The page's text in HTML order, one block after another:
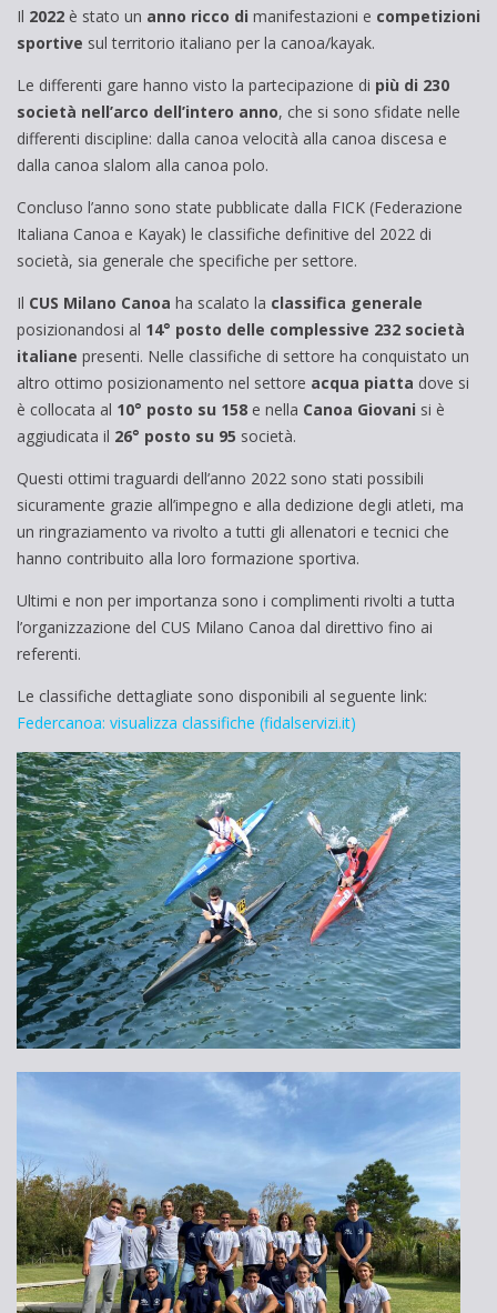
Il 2022 è stato un anno ricco di manifestazioni e competizioni
sportive sul territorio italiano per la canoa/kayak.
Le differenti gare hanno visto la partecipazione di più di 230
società nell’arco dell’intero anno, che si sono sfidate nelle
differenti discipline: dalla canoa velocità alla canoa discesa e
dalla canoa slalom alla canoa polo.
Concluso l’anno sono state pubblicate dalla FICK (Federazione
Italiana Canoa e Kayak) le classifiche definitive del 2022 di
società, sia generale che specifiche per settore.
Il CUS Milano Canoa ha scalato la classifica generale
posizionandosi al 14° posto delle complessive 232 società
italiane presenti. Nelle classifiche di settore ha conquistato un
altro ottimo posizionamento nel settore acqua piatta dove si
è collocata al 10° posto su 158 e nella Canoa Giovani si è
aggiudicata il 26° posto su 95 società.
Questi ottimi traguardi dell’anno 2022 sono stati possibili
sicuramente grazie all’impegno e alla dedizione degli atleti, ma
un ringraziamento va rivolto a tutti gli allenatori e tecnici che
hanno contribuito alla loro formazione sportiva.
Ultimi e non per importanza sono i complimenti rivolti a tutta
l’organizzazione del CUS Milano Canoa dal direttivo fino ai
referenti.
Le classifiche dettagliate sono disponibili al seguente link:
Federcanoa: visualizza classifiche (fidalservizi.it)